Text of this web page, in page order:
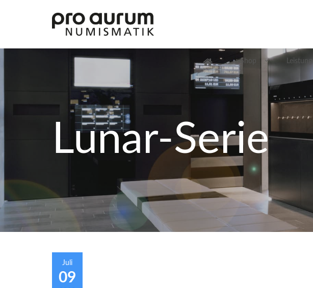
Shop
Übersicht Goldprodukte
Deutsche Goldmünzen
Goldmünzen übrige Welt
Goldbarren
Lunar-Serie
Juli
09